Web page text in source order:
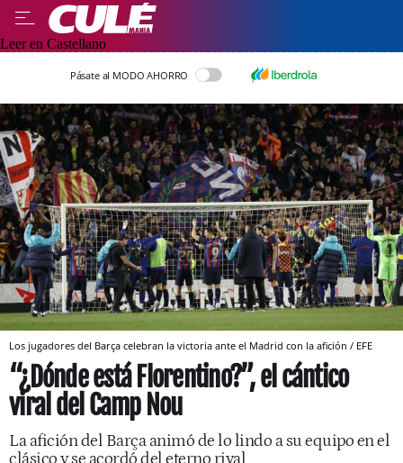
Leer en Castellano
Pásate al MODO AHORRO
Los jugadores del Barça celebran la victoria ante el Madrid con la afición / EFE
“¿Dónde está Florentino?”, el cántico
viral del Camp Nou
La afición del Barça animó de lo lindo a su equipo en el
clásico y se acordó del eterno rival